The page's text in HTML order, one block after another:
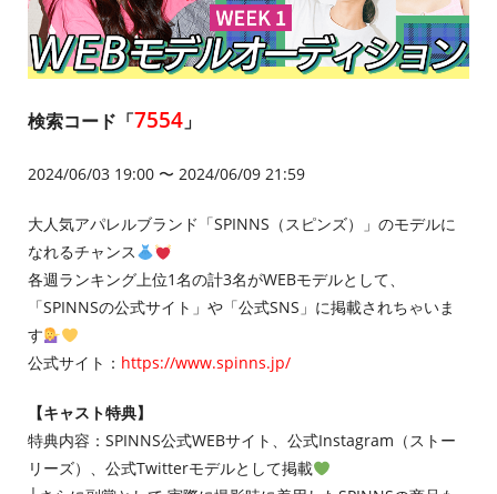
検索コード「7554 」
2024/06/03 19:00 〜 2024/06/09 21:59
大人気アパレルブランド「SPINNS（スピンズ）」のモデルに
なれるチャンス
各週ランキング上位1名の計3名がWEBモデルとして、
「SPINNSの公式サイト」や「公式SNS」に掲載されちゃいま
す
公式サイト： https://www.spinns.jp/
【キャスト特典】
特典内容：SPINNS公式WEBサイト、公式Instagram（ストー
リーズ）、公式Twitterモデルとして掲載